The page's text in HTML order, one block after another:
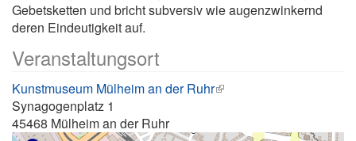
Gebetsketten und bricht subversiv wie augenzwinkernd
deren Eindeutigkeit auf.
Veranstaltungsort
Kunstmuseum Mülheim an der Ruhr
Synagogenplatz 1
45468 Mülheim an der Ruhr